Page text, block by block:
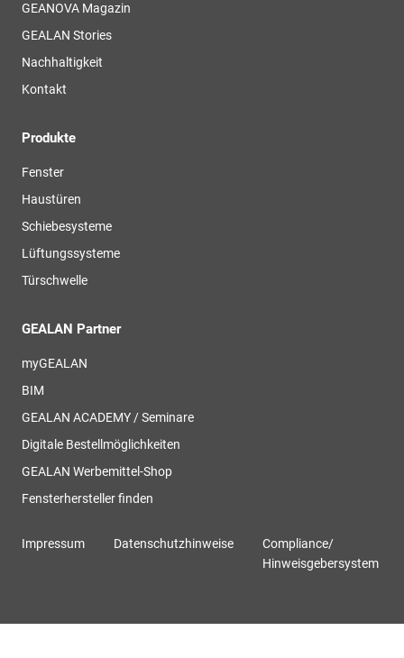
GEANOVA Magazin
GEALAN Stories
Nachhaltigkeit
Kontakt
Produkte
Fenster
Haustüren
Schiebesysteme
Lüftungssysteme
Türschwelle
GEALAN Partner
myGEALAN
BIM
GEALAN ACADEMY / Seminare
Digitale Bestellmöglichkeiten
GEALAN Werbemittel-Shop
Fensterhersteller finden
Impressum Datenschutzhinweise
Compliance/
Hinweisgebersystem